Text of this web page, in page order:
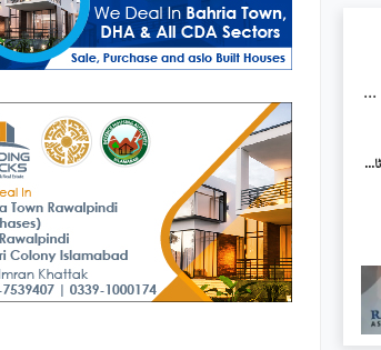
بحریہ ٹاؤن فیز 8 ۔ عثمان بلاک, بحریہ ٹاؤن فیز 8 ۔ سفاری ویلی
بحریہ ٹاؤن فیز 8 ۔ عثمان بلاک بحریہ ٹاؤن فیز 8 ۔ سفاری ویلی,بحریہ ٹاؤن فیز 8,بحریہ ٹاؤن راولپنڈی,راولپنڈی میں 5 کمروں کا 7 مرلہ مکان 82.0 ہزار میں کرایہ پر دستیاب ہے۔